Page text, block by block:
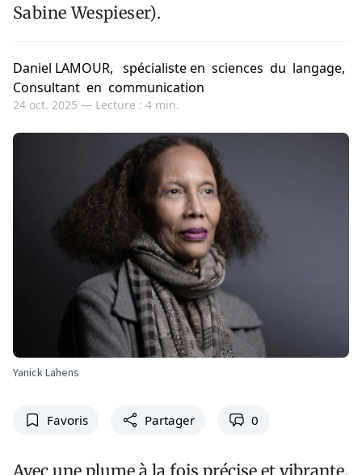
Sabine Wespieser).
Daniel LAMOUR, spécialiste en sciences du langage,
Consultant en communication
24 oct. 2025 — Lecture : 4 min.
Yanick Lahens
Favoris Partager 0
Avec une plume à la fois précise et vibrante,